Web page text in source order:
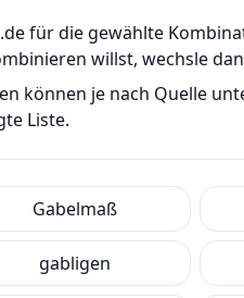
für die gewählte
willst, wechsle
können je nach Quelle
Liste.
Gabelmaß
gabligen